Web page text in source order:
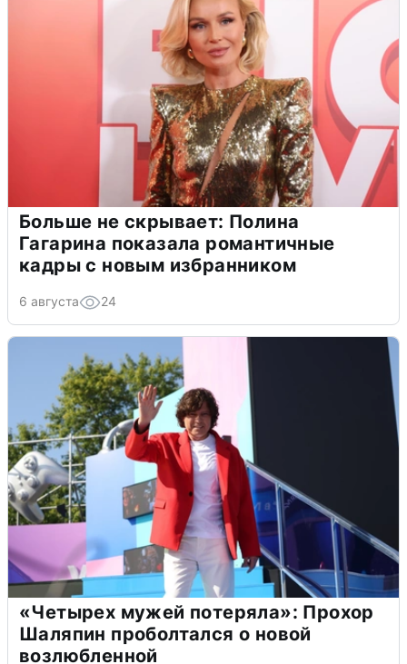
Больше не скрывает: Полина
Гагарина показала романтичные
кадры с новым избранником
6 августа 24
«Четырех мужей потеряла»: Прохор
Шаляпин проболтался о новой
возлюбленной